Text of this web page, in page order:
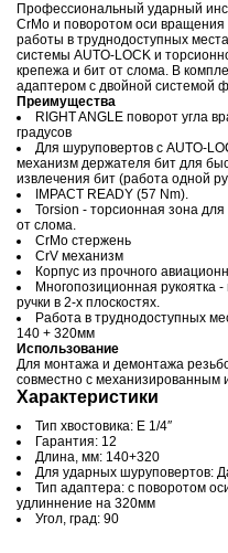
Профессиональный ударный
CrMo и поворотом оси вращения
работы в труднодоступных
системы AUTO-LOCK и
крепежа и бит от слома. В
адаптером с двойной системой
Преимущества
RIGHT ANGLE поворот угла
градусов
Для шуруповертов с AUTO-
механизм держателя бит для
извлечения бит (работа одной
IMPACT READY (57 Nm).
Torsion - торсионная зона
от слома.
CrMo стержень
CrV механизм
Корпус из прочного
Многопозиционная рукоятка
ручки в 2-х плоскостях.
Работа в труднодоступных
140 + 320мм
Использование
Для монтажа и демонтажа
совместно с механизированным
Характеристики
Тип хвостовика: Е 1/4″
Гарантия: 12
Длина, мм: 140+320
Для ударных шуруповертов:
Тип адаптера: с поворотом
удлиннение на 320мм
Угол, град: 90